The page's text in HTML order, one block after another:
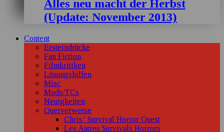
Alles neu macht der Herbst
(Update: November 2013)
Content
Ersteindrücke
Fan Fiction
Filmkritiken
Lösungshilfen
Misc
Mods/TCs
Neuigkeiten
Querverweise
Chris‘ Survival Horror Quest
Les Autres Survivals Horrors